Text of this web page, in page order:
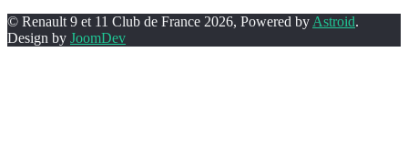
© Renault 9 et 11 Club de France 2026, Powered by Astroid.
Design by JoomDev